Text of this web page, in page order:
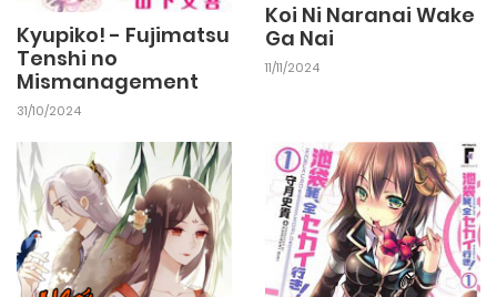
Kyupiko! - Fujimatsu
Tenshi no
Mismanagement
31/10/2024
Koi Ni Naranai Wake
Ga Nai
11/11/2024